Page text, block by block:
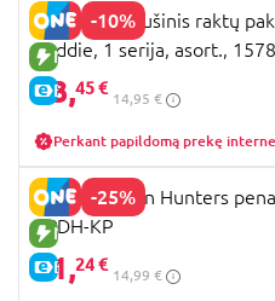
-10%
NAUJA PREKĖ
E-KAINA
FUGGLER pliušinis raktų
Baddie, 1 serija, asort.,
13,45 €
14,95 €
Perkant papildomą prekę
-25%
NAUJA PREKĖ
E-KAINA
K-POP Demon Hunters
KPDH-KP
11,24 €
14,99 €